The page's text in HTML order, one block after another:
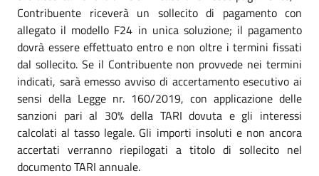
Contribuente riceverà un sollecito di pagamento con
allegato il modello F24 in unica soluzione; il pagamento
dovrà essere effettuato entro e non oltre i termini fissati
dal sollecito. Se il Contribuente non provvede nei termini
indicati, sarà emesso avviso di accertamento esecutivo ai
sensi della Legge nr. 160/2019, con applicazione delle
sanzioni pari al 30% della TARI dovuta e gli interessi
calcolati al tasso legale. Gli importi insoluti e non ancora
accertati verranno riepilogati a titolo di sollecito nel
documento TARI annuale.